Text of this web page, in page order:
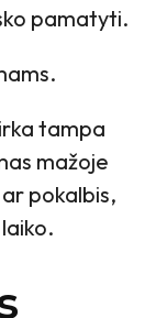
pamatyti.
tampa
mažoje
pokalbis,